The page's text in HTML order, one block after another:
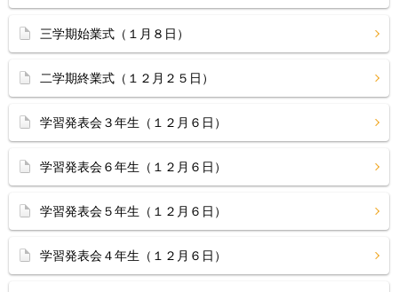
三学期始業式（１月８日）
二学期終業式（１２月２５日）
学習発表会３年生（１２月６日）
学習発表会６年生（１２月６日）
学習発表会５年生（１２月６日）
学習発表会４年生（１２月６日）